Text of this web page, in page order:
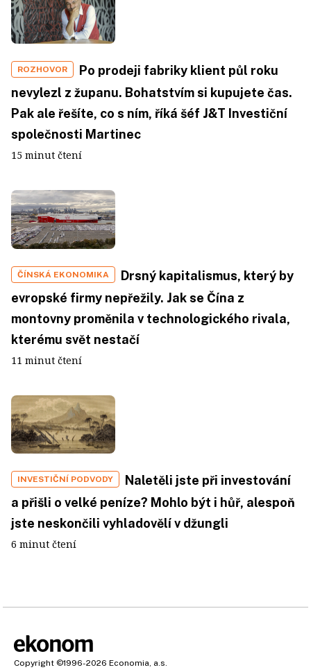
ROZHOVOR
Po prodeji fabriky klient půl roku
nevylezl z županu. Bohatstvím si kupujete čas.
Pak ale řešíte, co s ním, říká šéf J&T Investiční
společnosti Martinec
15 minut čtení
ČÍNSKÁ EKONOMIKA
Drsný kapitalismus, který by
evropské firmy nepřežily. Jak se Čína z
montovny proměnila v technologického rivala,
kterému svět nestačí
11 minut čtení
INVESTIČNÍ PODVODY
Naletěli jste při investování
a přišli o velké peníze? Mohlo být i hůř, alespoň
jste neskončili vyhladovělí v džungli
6 minut čtení
Copyright ©1996-2026 Economia, a.s.